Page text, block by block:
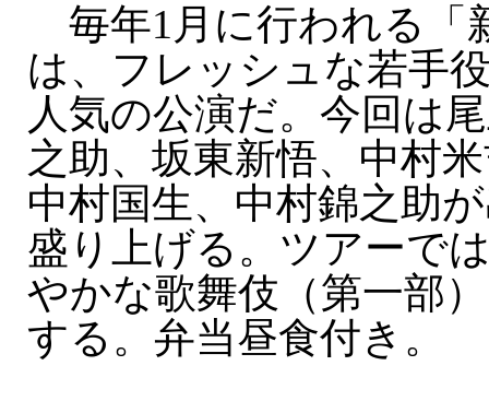
毎年1月に行われる「
は、フレッシュな若手
人気の公演だ。今回は
之助、坂東新悟、中村
中村国生、中村錦之助
盛り上げる。ツアーで
やかな歌舞伎（第一部
する。弁当昼食付き。